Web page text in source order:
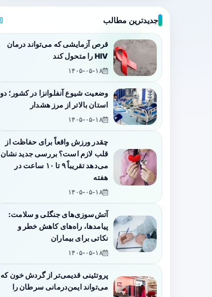
جدیدترین مطالب
قرص آزمایشی که می‌تواند درمان
HIV را متحول کند
۱۴۰۵-۰۵-۱۸
وضعیت شیوع آنفلوانزا در کشور؛ دو
استان بالاتر از مرز هشدار
۱۴۰۵-۰۵-۱۸
چقدر ورزش واقعاً برای حفاظت از
قلب لازم است؟ بررسی جدید نشان
می‌دهد تقریباً ۹ تا ۱۰ ساعت در
هفته
۱۴۰۵-۰۵-۱۸
آتش‌سوزی‌های جنگلی و سلامت:
پیامدها، راه‌های کاهش خطر و
نکاتی برای بیماران
۱۴۰۵-۰۵-۱۸
پروتئینی قدیمی‌تر از گردش خون که
می‌تواند ایمن‌درمانی سرطان را